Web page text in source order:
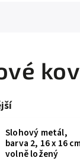
Slohový metál,
barva 2, 16 x 16
volně ložený